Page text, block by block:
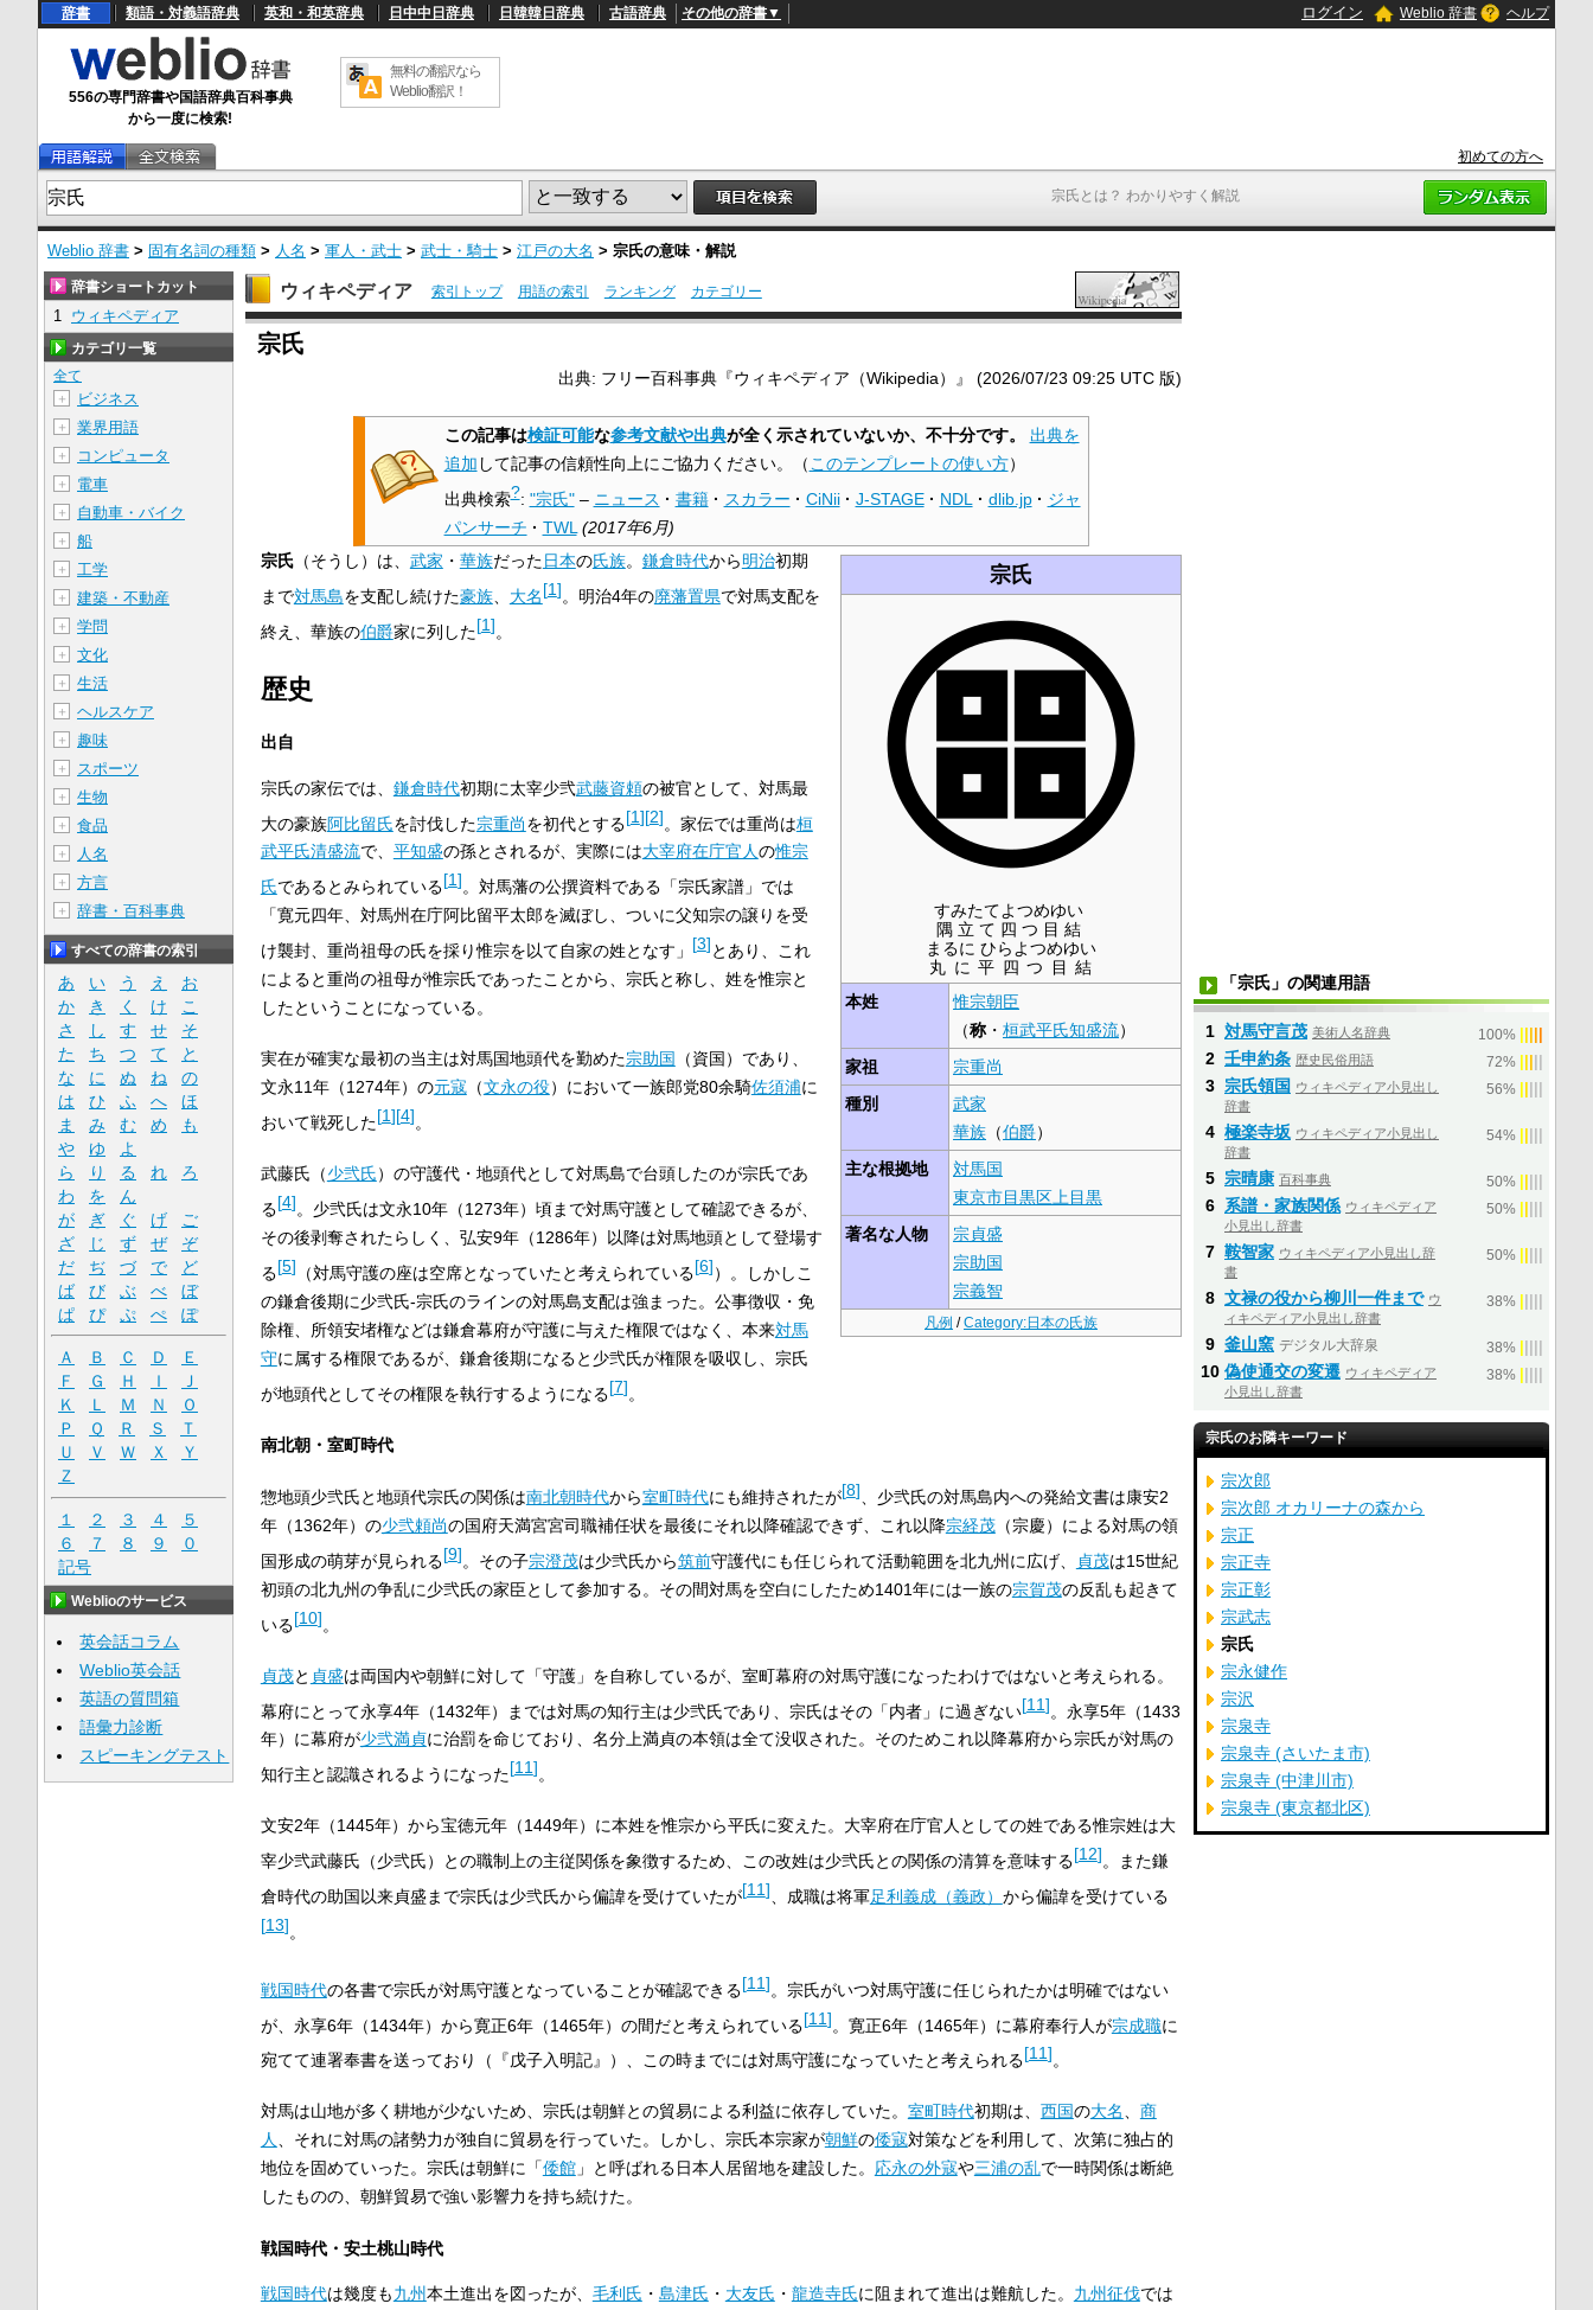
宗氏とは？ わかりやすく解説
辞書 類語・対義語辞典 英和・和英辞典 日中中日辞典 日韓韓日辞典 古語辞典 その他の辞書▼ ログイン Weblio 辞書 ヘルプ
556の専門辞書や国語辞典百科事典
から一度に検索!
無料の翻訳なら
Weblio翻訳！
初めての方へ
Weblio 辞書 > 固有名詞の種類 > 人名 > 軍人・武士 > 武士・騎士 > 江戸の大名 > 宗氏の意味・解説
U
/
L
d
e
:
4
1
.
1
%
ウィキペディア 索引トップ 用語の索引 ランキング カテゴリー
宗氏
出典: フリー百科事典『ウィキペディア（Wikipedia）』 (2026/07/23 09:25 UTC 版)
この記事は検証可能な参考文献や出典が全く示されていないか、不十分です。
出典を
追加 して記事の信頼性向上にご協力ください。 （ このテンプレートの使い方）
出典検索?: "宗氏" – ニュース · 書籍 · スカラー · CiNii · J-STAGE · NDL · dlib.jp · ジャ
パンサーチ · TWL (2017年6月)
宗氏
隅立て四つ目結
すみたてよつめゆい
丸に平四つ目結
まるに ひらよつめゆい
本姓 惟宗朝臣
（称・ 桓武平氏知盛流）
家祖
宗重尚
種別
武家
華族 （伯爵）
主な根拠地
対馬国
東京市目黒区上目黒
著名な人物
宗貞盛
宗助国
宗義智
凡例 /Category:日本の氏族
宗氏（そうし）は、 武家 ・ 華族だった日本の氏族。 鎌倉時代から明治初期
まで対馬島を支配し続けた豪族、 大名[1]。明治4年の廃藩置県で対馬支配を
終え、華族の伯爵家に列した[1]。
歴史
出自
宗氏の家伝では、 鎌倉時代初期に太宰少弐武藤資頼の被官として、対馬最
大の豪族阿比留氏を討伐した宗重尚を初代とする[1][2]。家伝では重尚は桓
武平氏清盛流で、 平知盛の孫とされるが、実際には大宰府在庁官人の惟宗
氏であるとみられている[1]。対馬藩の公撰資料である「宗氏家譜」では
「寛元四年、対馬州在庁阿比留平太郎を滅ぼし、ついに父知宗の譲りを受
け襲封、重尚祖母の氏を採り惟宗を以て自家の姓となす」 [3]とあり、これ
によると重尚の祖母が惟宗氏であったことから、宗氏と称し、姓を惟宗と
したということになっている。
実在が確実な最初の当主は対馬国地頭代を勤めた宗助国
（資国）であり、
文永11年（1274年）の元寇（文永の役）において一族郎党80余騎佐須浦に
おいて戦死した[1][4]。
武藤氏（少弐氏）の守護代・地頭代として対馬島で台頭したのが宗氏であ
る[4]。少弐氏は文永10年（1273年）頃まで対馬守護として確認できるが、
その後剥奪されたらしく、弘安9年（1286年）以降は対馬地頭として登場す
る[5] （対馬守護の座は空席となっていたと考えられている[6]）。しかしこ
の鎌倉後期に少弐氏-宗氏のラインの対馬島支配は強まった。公事徴収・免
除権、所領安堵権などは鎌倉幕府が守護に与えた権限ではなく、本来対馬
守に属する権限であるが、鎌倉後期になると少弐氏が権限を吸収し、宗氏
が地頭代としてその権限を執行するようになる[7]。
南北朝・室町時代
惣地頭少弐氏と地頭代宗氏の関係は南北朝時代から室町時代にも維持されたが[8] 、少弐氏の対馬島内への発給文書は康安2
年（1362年）の少弐頼尚の国府天満宮宮司職補任状を最後にそれ以降確認できず、これ以降宗経茂（宗慶）による対馬の領
国形成の萌芽が見られる[9]。その子宗澄茂は少弐氏から筑前守護代にも任じられて活動範囲を北九州に広げ、 貞茂は15世紀
初頭の北九州の争乱に少弐氏の家臣として参加する。その間対馬を空白にしたため1401年には一族の宗賀茂の反乱も起きて
いる[10]。
貞茂と 貞盛は両国内や朝鮮に対して「守護」を自称しているが、室町幕府の対馬守護になったわけではないと考えられる。
幕府にとって永享4年（1432年）までは対馬の知行主は少弐氏であり、宗氏はその「内者」に過ぎない[11]。永享5年（1433
年）に幕府が少弐満貞に治罰を命じており、名分上満貞の本領は全て没収された。そのためこれ以降幕府から宗氏が対馬の
知行主と認識されるようになった[11]。
文安2年（1445年）から宝徳元年（1449年）に本姓を惟宗から平氏に変えた。大宰府在庁官人としての姓である惟宗姓は大
宰少弐武藤氏（少弐氏）との職制上の主従関係を象徴するため、この改姓は少弐氏との関係の清算を意味する[12]。また鎌
倉時代の助国以来貞盛まで宗氏は少弐氏から偏諱を受けていたが[11] 、成職は将軍足利義成（義政） から偏諱を受けている
[13]。
戦国時代の各書で宗氏が対馬守護となっていることが確認できる[11]。宗氏がいつ対馬守護に任じられたかは明確ではない
が、永享6年（1434年）から寛正6年（1465年）の間だと考えられている[11]。寛正6年（1465年）に幕府奉行人が宗成職に
宛てて連署奉書を送っており（『戊子入明記』）、この時までには対馬守護になっていたと考えられる[11]。
対馬は山地が多く耕地が少ないため、宗氏は朝鮮との貿易による利益に依存していた。 室町時代初期は、 西国の大名、 商
人、それに対馬の諸勢力が独自に貿易を行っていた。しかし、宗氏本宗家が朝鮮の倭寇対策などを利用して、次第に独占的
地位を固めていった。宗氏は朝鮮に「倭館」と呼ばれる日本人居留地を建設した。 応永の外寇や三浦の乱で一時関係は断絶
したものの、朝鮮貿易で強い影響力を持ち続けた。
戦国時代・安土桃山時代
戦国時代は幾度も九州本土進出を図ったが、 毛利氏 ・ 島津氏 ・ 大友氏 ・ 龍造寺氏に阻まれて進出は難航した。 九州征伐では
辞書ショートカット
1 ウィキペディア
カテゴリ一覧
全て
＋
ビジネス
＋ 業界用語
＋ コンピュータ
＋ 電車
＋ 自動車・バイク
＋ 船
＋ 工学
＋ 建築・不動産
＋ 学問
＋ 文化
＋ 生活
＋ ヘルスケア
＋ 趣味
＋ スポーツ
＋ 生物
＋ 食品
＋ 人名
＋ 方言
＋ 辞書・百科事典
すべての辞書の索引
あ い う え
お
か
き く け
こ
さ
し す せ
そ
た
ち つ て
と
な
に ぬ ね
の
は
ひ ふ へ
ほ
ま
み む め
も
や
ゆ
よ
ら
り る れ
ろ
わ
を
ん
が
ぎ ぐ げ
ご
ざ
じ ず ぜ
ぞ
だ
ぢ づ で
ど
ば
び ぶ べ
ぼ
ぱ
ぴ ぷ ぺ ぽ
Ａ Ｂ Ｃ Ｄ
Ｅ
Ｆ
Ｇ Ｈ Ｉ
Ｊ
Ｋ
Ｌ Ｍ Ｎ
Ｏ
Ｐ
Ｑ Ｒ Ｓ
Ｔ
Ｕ
Ｖ Ｗ Ｘ
Ｙ
Ｚ
１ ２ ３ ４
５
６
７ ８ ９
０
記号
Weblioのサービス
英会話コラム
Weblio英会話
英語の質問箱
語彙力診断
スピーキングテスト
「宗氏」の関連用語
1 対馬守言茂 美術人名辞典 100%
2 壬申約条 歴史民俗用語 72%
3 宗氏領国 ウィキペディア小見出し
辞書
56%
4 極楽寺坂 ウィキペディア小見出し
辞書
54%
5 宗晴康 百科事典 50%
6 系譜・家族関係 ウィキペディア
小見出し辞書
50%
7 鞍智家 ウィキペディア小見出し辞
書
50%
8 文禄の役から柳川一件まで ウ
ィキペディア小見出し辞書
38%
9 釜山窯 デジタル大辞泉 38%
10 偽使通交の変遷 ウィキペディア
小見出し辞書
38%
宗氏のお隣キーワード
宗次郎
宗次郎 オカリーナの森から
宗正
宗正寺
宗正彰
宗武志
宗氏
宗永健作
宗沢
宗泉寺
宗泉寺 (さいたま市)
宗泉寺 (中津川市)
宗泉寺 (東京都北区)